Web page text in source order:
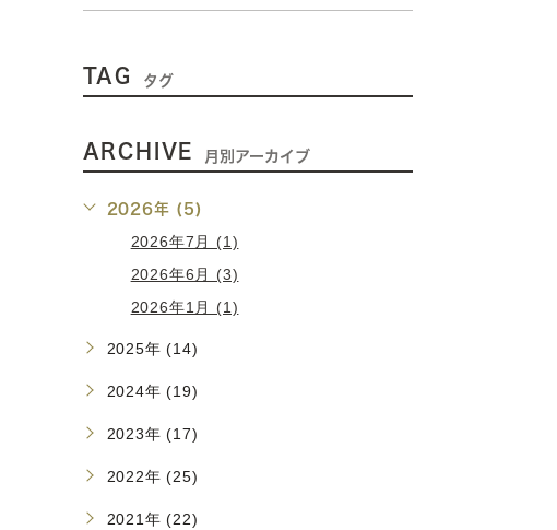
TAG タグ
ARCHIVE 月別アーカイブ
2026年 (5)
2026年7月 (1)
2026年6月 (3)
2026年1月 (1)
2025年 (14)
2024年 (19)
2023年 (17)
2022年 (25)
2021年 (22)